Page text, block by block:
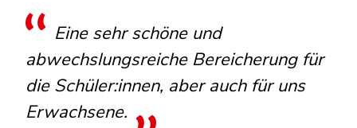
Eine sehr schöne und
abwechslungsreiche Bereicherung für
die Schüler:innen, aber auch für uns
Erwachsene.